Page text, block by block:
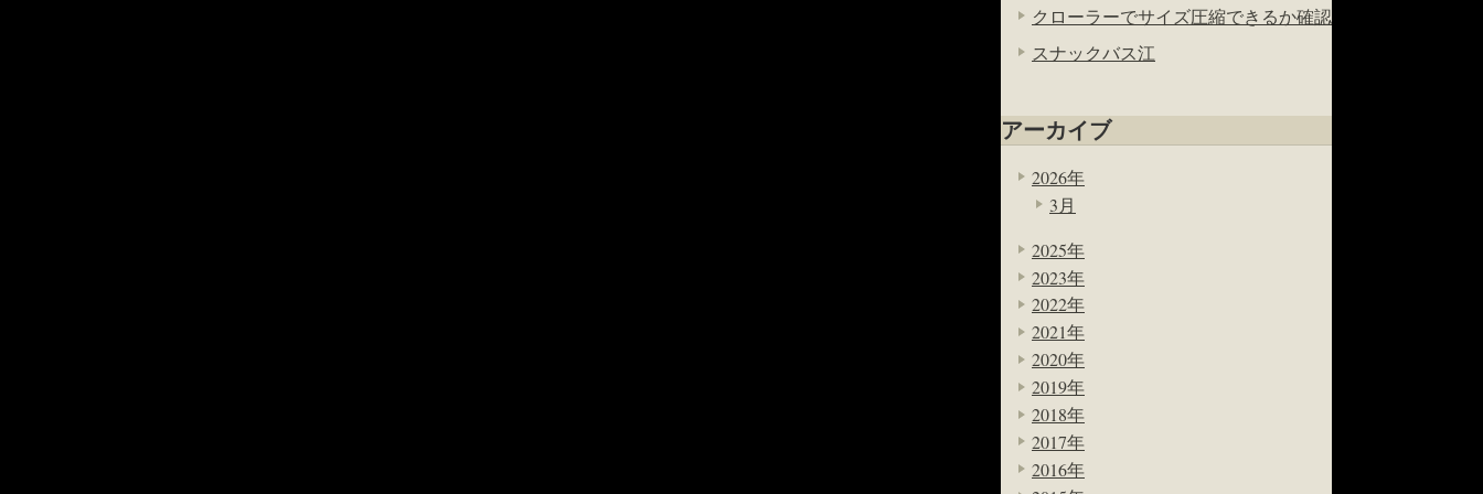
クローラーでサイズ圧縮できるか確認
スナックバス江
アーカイブ
2026年
3月
2025年
2023年
2022年
2021年
2020年
2019年
2018年
2017年
2016年